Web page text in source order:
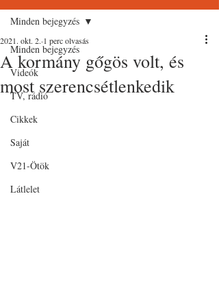
Minden bejegyzés
Videók
TV, rádió
Cikkek
Saját
V21-Ötök
Látlelet
Minden bejegyzés
A kormány gőgös volt, és
most szerencsétlenkedik
2021. okt. 2. 1 perc olvasás